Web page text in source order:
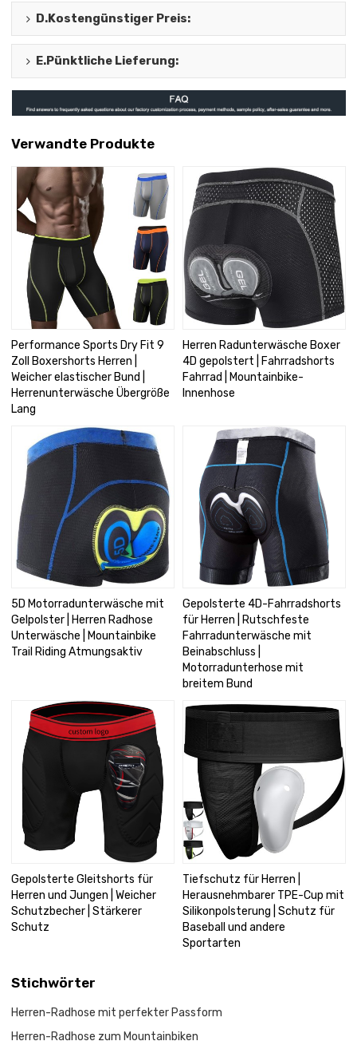
D.Kostengünstiger Preis:
E.Pünktliche Lieferung:
Verwandte Produkte
Performance Sports Dry Fit 9
Zoll Boxershorts Herren |
Weicher elastischer Bund |
Herrenunterwäsche Übergröße
Lang
Herren Radunterwäsche Boxer
4D gepolstert | Fahrradshorts
Fahrrad | Mountainbike-
Innenhose
5D Motorradunterwäsche mit
Gelpolster | Herren Radhose
Unterwäsche | Mountainbike
Trail Riding Atmungsaktiv
Gepolsterte 4D-Fahrradshorts
für Herren | Rutschfeste
Fahrradunterwäsche mit
Beinabschluss |
Motorradunterhose mit
breitem Bund
Gepolsterte Gleitshorts für
Herren und Jungen | Weicher
Schutzbecher | Stärkerer
Schutz
Tiefschutz für Herren |
Herausnehmbarer TPE-Cup mit
Silikonpolsterung | Schutz für
Baseball und andere
Sportarten
Stichwörter
Herren-Radhose mit perfekter Passform
Herren-Radhose zum Mountainbiken